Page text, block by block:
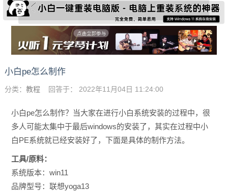
小白pe怎么制作
分类： 教程 回答于： 2022年11月04日 11:24:00
小白pe怎么制作？当大家在进行小白系统安装的过程中，很
多人可能太集中于最后windows的安装了，其实在过程中小
白PE系统就已经安装好了，下面是具体的制作方法。
工具/原料：
系统版本：win11
品牌型号：联想yoga13